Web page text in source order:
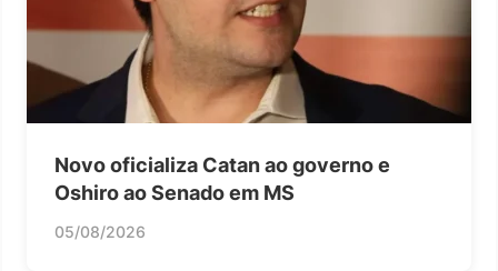
Novo oficializa Catan ao governo e
Oshiro ao Senado em MS
05/08/2026